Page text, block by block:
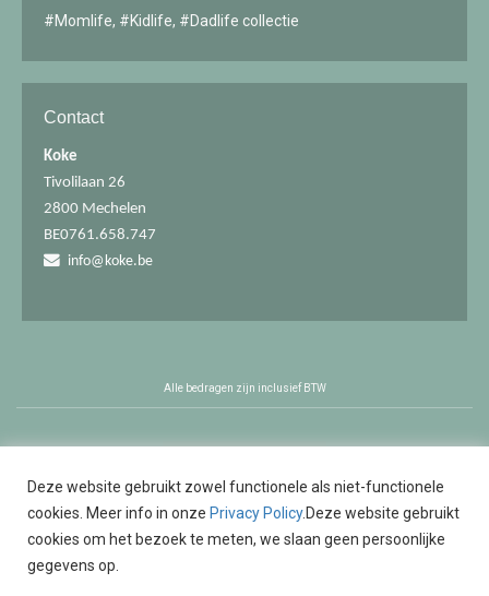
#Momlife, #Kidlife, #Dadlife collectie
Contact
Koke
Tivolilaan 26
2800 Mechelen
BE0761.658.747
info@koke.be
Alle bedragen zijn inclusief BTW
Deze website gebruikt zowel functionele als niet-functionele
cookies. Meer info in onze Privacy Policy.Deze website gebruikt
cookies om het bezoek te meten, we slaan geen persoonlijke
gegevens op.